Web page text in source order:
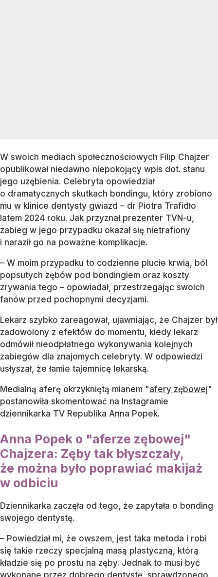
W swoich mediach społecznościowych Filip Chajzer
opublikował niedawno niepokojący wpis dot. stanu
jego uzębienia. Celebryta opowiedział
o dramatycznych skutkach bondingu, który zrobiono
mu w klinice dentysty gwiazd – dr Piotra Trafidło
latem 2024 roku. Jak przyznał prezenter TVN-u,
zabieg w jego przypadku okazał się nietrafiony
i naraził go na poważne komplikacje.
– W moim przypadku to codzienne plucie krwią, ból
popsutych zębów pod bondingiem oraz koszty
zrywania tego – opowiadał, przestrzegając swoich
fanów przed pochopnymi decyzjami.
Lekarz szybko zareagował, ujawniając, że Chajzer był
zadowolony z efektów do momentu, kiedy lekarz
odmówił nieodpłatnego wykonywania kolejnych
zabiegów dla znajomych celebryty. W odpowiedzi
usłyszał, że łamie tajemnicę lekarską.
Medialną aferę okrzykniętą mianem "afery zębowej"
postanowiła skomentować na Instagramie
dziennikarka TV Republika Anna Popek.
Anna Popek o "aferze zębowej"
Chajzera: Zęby tak błyszczały,
że można było poprawiać makijaż
w odbiciu
Dziennikarka zaczęła od tego, że zapytała o bonding
swojego dentystę.
– Powiedział mi, że owszem, jest taka metoda i robi
się takie rzeczy specjalną masą plastyczną, którą
kładzie się po prostu na zęby. Jednak to musi być